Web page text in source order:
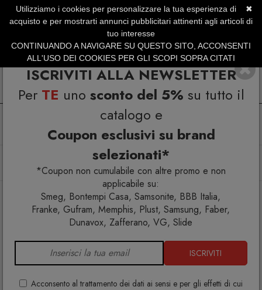
ISCRIVITI ALLA NEWSLETTER
Per TE uno sconto del 5% su tutto il
catalogo e
Coupon esclusivi su brand
selezionati*
*Coupon non cumulabile con altre promo e non
applicabile su:
Smeg, Bontempi Casa, Samsonite, BBB Italia,
Franke, Gufram, Memphis, Plust, Samsung, Faber,
Dunavox, Zafferano, VG, Slide
ISCRIVITI
Acconsento al trattamento dei dati ai sensi e per gli effetti di cui
SERVIZIO CLIENTI +39.0773.470.562
SUMMER SALES | Fino al 31 Agosto
Arredo interno
Divani Letto
Ghost 11 Poltrona Letto
✖
Utilizziamo i cookies per personalizzare la tua esperienza di
acquisto e per mostrarti annunci pubblicitari attinenti agli articoli di
tuo interesse
CONTINUANDO A NAVIGARE SU QUESTO SITO, ACCONSENTI
ALL'USO DEI COOKIES PER GLI SCOPI SOPRA CITATI